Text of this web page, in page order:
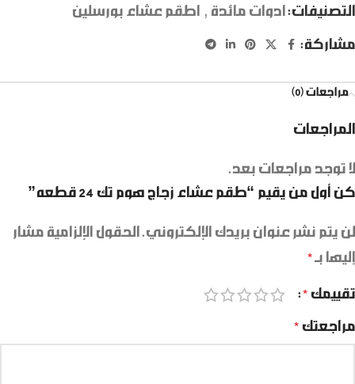
التصنيفات: ادوات مائدة , اطقم عشاء بورسلين
مشاركة:
مراجعات (0)
المراجعات
لا توجد مراجعات بعد.
كن أول من يقيم “طقم عشاء زجاج هوم تك 24 قطعه”
لن يتم نشر عنوان بريدك الإلكتروني. الحقول الإلزامية مشار
إليها بـ *
تقييمك *
مراجعتك *